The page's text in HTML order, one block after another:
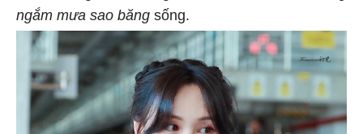
ngắm mưa sao băng sống.